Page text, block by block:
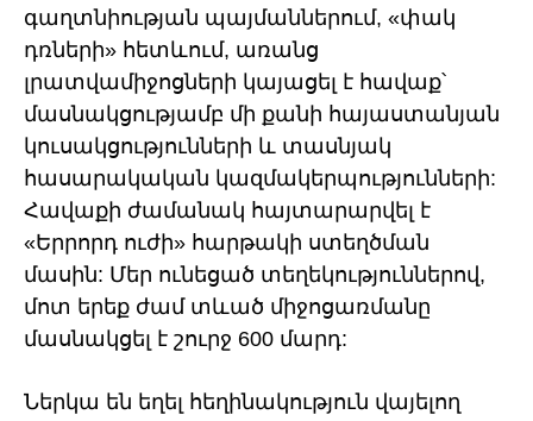
գաղտնիության պայմաններում, «փակ
դռների» հետևում, առանց
լրատվամիջոցների կայացել է հավաք՝
մասնակցությամբ մի քանի հայաստանյան
կուսակցությունների և տասնյակ
հասարակական կազմակերպությունների:
Հավաքի ժամանակ հայտարարվել է
«Երրորդ ուժի» հարթակի ստեղծման
մասին: Մեր ունեցած տեղեկություններով,
մոտ երեք ժամ տևած միջոցառմանը
մասնակցել է շուրջ 600 մարդ:
Ներկա են եղել հեղինակություն վայելող